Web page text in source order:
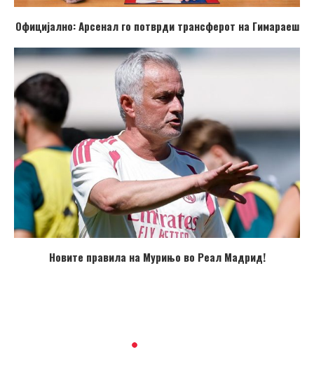
Официјално: Арсенал го потврди трансферот на Гимараеш
Новите правила на Мурињо во Реал Мадрид!